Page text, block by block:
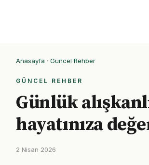
Anasayfa · Güncel Rehber
GÜNCEL REHBER
Günlük
hayatınıza
2 Nisan 2026